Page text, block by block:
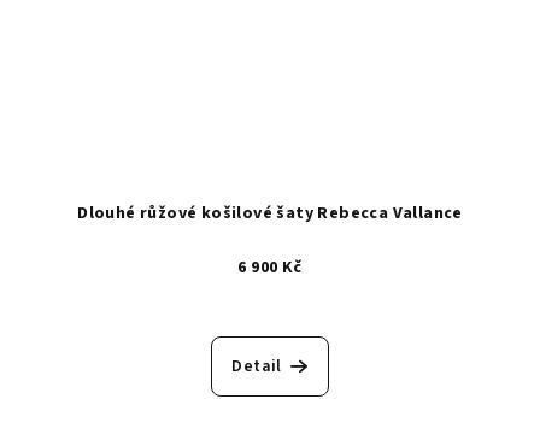
Dlouhé růžové košilové šaty Rebecca Vallance
6 900 Kč
Detail